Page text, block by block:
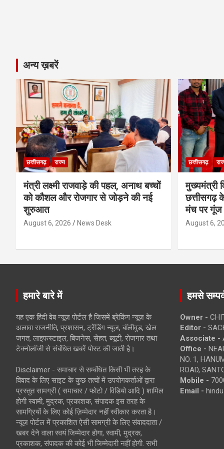
अन्य ख़बरें
छत्तीसगढ़ राज्य
मंत्री लक्ष्मी राजवाड़े की पहल, अनाथ बच्चों
को कौशल और रोजगार से जोड़ने की नई
शुरुआत
August 6, 2026 News Desk
छत्तीसगढ़
मुख्यमंत्री
छत्तीसगढ़
मंच पर गूंज
August 6,
हमारे बारे में
यह एक हिंदी वेब न्यूज़ पोर्टल है जिसमें ब्रेकिंग न्यूज़ के
अलावा राजनीति, प्रशासन, ट्रेंडिंग न्यूज, बॉलीवुड, खेल
जगत, लाइफस्टाइल, बिजनेस, सेहत, ब्यूटी, रोजगार तथा
टेक्नोलॉजी से संबंधित खबरें पोस्ट की जाती है।
Disclaimer - समाचार से सम्बंधित किसी भी तरह के
विवाद के लिए साइट के कुछ तत्वों में उपयोगकर्ताओं द्वारा
प्रस्तुत सामग्री ( समाचार / फोटो / विडियो आदि ) शामिल
होगी स्वामी, मुद्रक, प्रकाशक, संपादक इस तरह के
सामग्रियों के लिए कोई ज़िम्मेदार नहीं स्वीकार करता है।
न्यूज़ पोर्टल में प्रकाशित ऐसी सामग्री के लिए संवाददाता /
खबर देने वाला स्वयं जिम्मेदार होगा, स्वामी, मुद्रक,
प्रकाशक, संपादक की कोई भी जिम्मेदारी नहीं होगी. सभी
हमसे
Owner -
Editor -
Associate -
Office -
NO. 1,
ROAD,
Mobile -
Email -